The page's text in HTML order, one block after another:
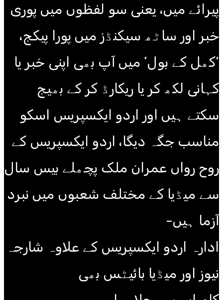
پیرائے میں، یعنی سو لفظوں میں پوری
خبر اور ساٹھ سیکنڈز میں پورا پیکج،
‘کھل کے بول’ میں آپ بھی اپنی خبر یا
کہانی لکھ کر یا ریکارڈ کر کے بھیج
سکتے ہیں اور اردو ایکسپریس اسکو
مناسب جگہ دیگا، اردو ایکسپریس کے
روح رواں عمران ملک پچھلے بیس سال
سے میڈیا کے مختلف شعبوں میں نبرد
آزما ہیں-
ادارہ اردو ایکسپریس کے علاوہ شارجہ
نیوز اور میڈیا بائیٹس بھی